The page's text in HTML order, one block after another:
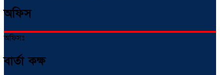
অফিস
অফিসঃ
বার্তা কক্ষ